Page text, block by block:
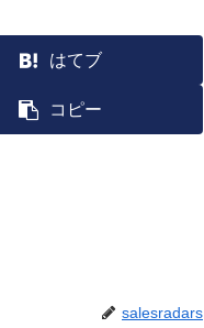
はてブ
コピー
salesradars